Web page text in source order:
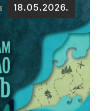
18.05.2026.